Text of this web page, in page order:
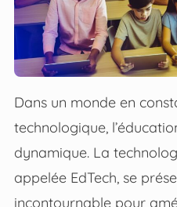
Dans un monde en
technologique,
dynamique. La
appelée EdTech, se
incontournable pour